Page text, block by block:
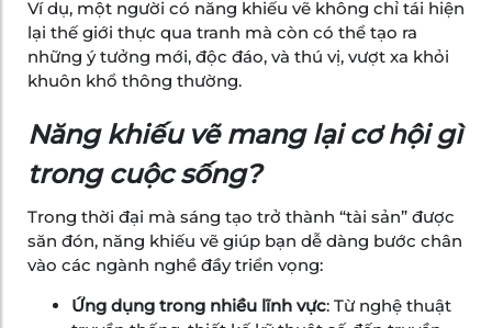
Ví dụ, một người có năng khiếu vẽ không chỉ tái hiện
lại thế giới thực qua tranh mà còn có thể tạo ra
những ý tưởng mới, độc đáo, và thú vị, vượt xa khỏi
khuôn khổ thông thường.
Năng khiếu vẽ mang lại cơ hội gì
trong cuộc sống?
Trong thời đại mà sáng tạo trở thành “tài sản” được
săn đón, năng khiếu vẽ giúp bạn dễ dàng bước chân
vào các ngành nghề đầy triển vọng:
Ứng dụng trong nhiều lĩnh vực: Từ nghệ thuật